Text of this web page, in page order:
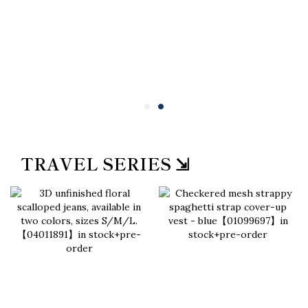
TRAVEL SERIES ⇲